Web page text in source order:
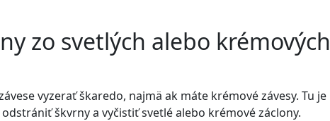
zo svetlých alebo krémových
vyzerať škaredo, najmä ak máte krémové závesy. Tu je
škvrny a vyčistiť svetlé alebo krémové záclony.